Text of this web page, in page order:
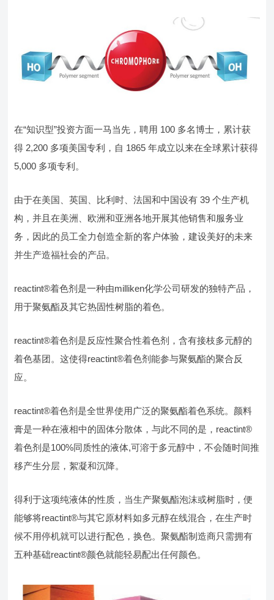
在“知识型”投资方面一马当先，聘用 100 多名博士，累计获
得 2,200 多项美国专利，自 1865 年成立以来在全球累计获得
5,000 多项专利。
由于在美国、英国、比利时、法国和中国设有 39 个生产机
构，并且在美洲、欧洲和亚洲各地开展其他销售和服务业
务，因此的员工全力创造全新的客户体验，建设美好的未来
并生产造福社会的产品。
reactint®着色剂是一种由milliken化学公司研发的独特产品，
用于聚氨酯及其它热固性树脂的着色。
reactint®着色剂是反应性聚合性着色剂，含有接枝多元醇的
着色基团。这使得reactint®着色剂能参与聚氨酯的聚合反
应。
reactint®着色剂是全世界使用广泛的聚氨酯着色系统。颜料
膏是一种在液相中的固体分散体，与此不同的是，reactint®
着色剂是100%同质性的液体,可溶于多元醇中，不会随时间推
移产生分层，絮凝和沉降。
得利于这项纯液体的性质，当生产聚氨酯泡沫或树脂时，便
能够将reactint®与其它原材料如多元醇在线混合，在生产时
候不用停机就可以进行配色，换色。聚氨酯制造商只需拥有
五种基础reactint®颜色就能轻易配出任何颜色。